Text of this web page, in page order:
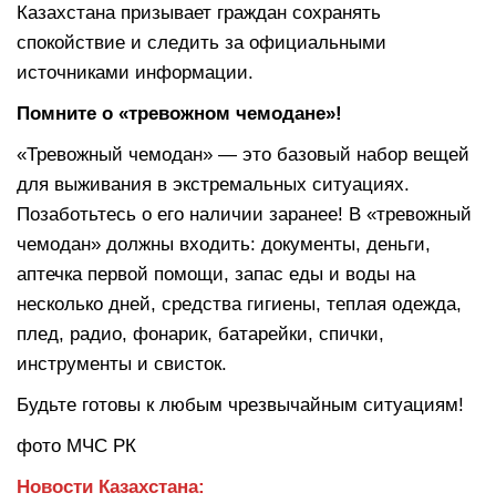
Казахстана призывает граждан сохранять
спокойствие и следить за официальными
источниками информации.
Помните о «тревожном чемодане»!
«Тревожный чемодан» — это базовый набор вещей
для выживания в экстремальных ситуациях.
Позаботьтесь о его наличии заранее! В «тревожный
чемодан» должны входить: документы, деньги,
аптечка первой помощи, запас еды и воды на
несколько дней, средства гигиены, теплая одежда,
плед, радио, фонарик, батарейки, спички,
инструменты и свисток.
Будьте готовы к любым чрезвычайным ситуациям!
фото МЧС РК
Новости Казахстана: